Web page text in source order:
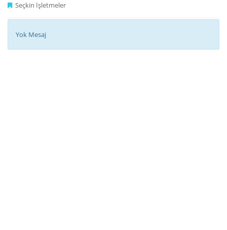
Seçkin İşletmeler
Yok Mesaj